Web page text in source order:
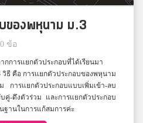
ของพหุนาม ม.3
ข้อ
กการแยกตัวประกอบที่ได้เรียนมา
วิธี คือ การแยกตัวประกอบของพหุนาม
การแยกตัวประกอบแบบเพิ่มเข้า-ลบ
คู่-ดึงตัวร่วม และการแยกตัวประกอบ
ฐานในการแก้สมการค่ะ